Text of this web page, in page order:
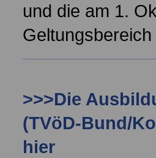
und die am 1.
>>>Die
(TVöD-Bund/
hier